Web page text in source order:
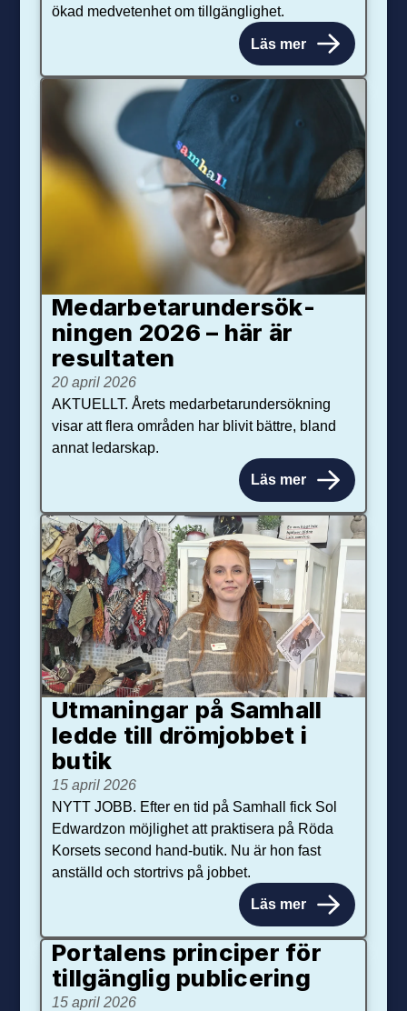
ökad medvetenhet om tillgänglighet.
Läs mer
Medarbetar­under­sök­
ningen 2026 – här är
resultaten
20 april 2026
AKTUELLT. Årets medarbetarundersökning
visar att flera områden har blivit bättre, bland
annat ledarskap.
Läs mer
Utmaningar på Sam­hall
ledde till dröm­jobbet i
butik
15 april 2026
NYTT JOBB. Efter en tid på Samhall fick Sol
Edwardzon möjlighet att praktisera på Röda
Korsets second hand-butik. Nu är hon fast
anställd och stortrivs på jobbet.
Läs mer
Portalens principer för
tillgänglig publicering
15 april 2026